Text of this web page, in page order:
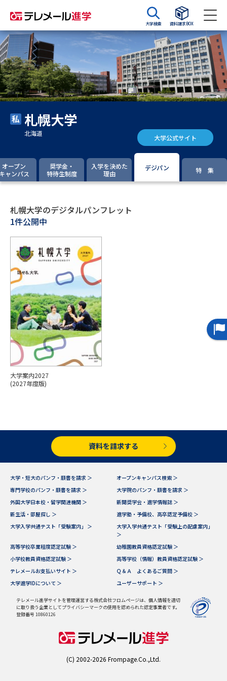
大学検索 資料請求BOX
資料請求 資料検索
大学・短大の資料種類から請求
大学パンフ
大学入学共通テスト利用選抜の
募集要項＆願書
過去問題集
専門学校の資料請求
留学・進学関連、塾・予備校
大学入学共通テスト「受験上の
配慮案内」の請求
幼稚園教員資格認定試験
高等学校（情報）教員資格認定
試験
新増設大学・学部・学科特集
国際・グローバルに強い大学特
集
データサイエンス特集 奨学金・特待生制度特集
デジタルパンフレット 進路の３択
新学年スタート号特集ページ
新学年スタート号特集ページ
（高2生用）
SELFBRAND特集ページ
オープンキャンパスなどを調べる
オープンキャンパス検索 実施プログラムから探す
来場型・Web型イベント特集 夢ナビライブ
札幌大学
北海道 大学公式サイト
オープン
ャンパス
奨学金・
特待生制度
入学を決めた
理由
デジパン 特 集
札幌大学のデジタルパンフレット
1件公開中
大学案内2027
(2027年度版)
資料を請求する
大学・短大のパンフ・願書を請求 ＞
オープンキャンパス検索 ＞
専門学校のパンフ・願書を請求 ＞
大学院のパンフ・願書を請求 ＞
外国大学日本校・留学関連機関 ＞
新聞奨学会・進学情報誌 ＞
新生活・部屋探し ＞
進学塾・予備校、高卒認定予備校 ＞
大学入学共通テスト「受験案内」 ＞
大学入学共通テスト「受験上の配慮案内」
＞
高等学校卒業程度認定試験 ＞
幼稚園教員資格認定試験 ＞
小学校教員資格認定試験 ＞
高等学校（情報）教員資格認定試験 ＞
テレメールお支払いサイト ＞
Ｑ＆Ａ よくあるご質問 ＞
大学進学IDについて ＞
ユーザーサポート ＞
テレメール進学サイトを管理運営する株式会社フロムページは、個人情報を適切
に取り扱う企業としてプライバシーマークの使用を認められた認定事業者です。
登録番号 10860126
(C) 2002-2026 Frompage.Co.,Ltd.